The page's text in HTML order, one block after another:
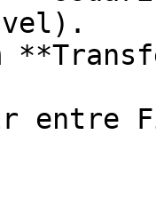
entre